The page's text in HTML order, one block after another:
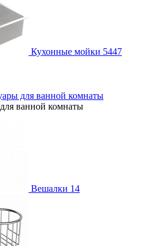
Кухонные мойки 5447
для ванной комнаты
ванной комнаты
Вешалки 14